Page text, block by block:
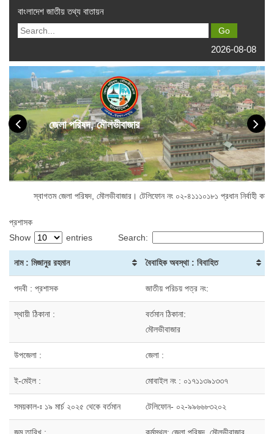
বাংলাদেশ জাতীয় তথ্য বাতায়ন
2026-08-08
জেলা পরিষদ, মৌলভীবাজার
স্বাগতম জেলা পরিষদ, মৌলভীবাজার। টেলিফোন নং ০২-৪১১১০১৮১ প্রধান নির্বাহী
প্রশাসক
Show
entries Search:
নাম : মিজানুর রহমান বৈবাহিক অবস্থা : বিবাহিত
পদবী : প্রশাসক জাতীয় পরিচয় পত্র নং:
স্থায়ী ঠিকানা :
বর্তমান ঠিকানা:
মৌলভীবাজার
উপজেলা : জেলা :
ই-মেইল : মোবাইল নং : ০১৭১১৩৯১৩৩৭
সময়কাল-ঃ ১৯ মার্চ ২০২৫ থেকে বর্তমান টেলিফোন- ০২-৯৯৬৬৮৩২০২